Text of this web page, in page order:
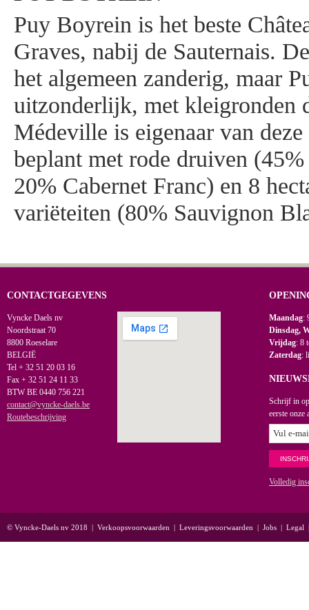
Puy Boyrein is het beste
Graves, nabij de Sauternais.
het algemeen zanderig, maar
uitzonderlijk, met kleigronden
Médeville is eigenaar van
beplant met rode druiven
20% Cabernet Franc) en 8
variëteiten (80% Sauvignon
CONTACTGEGEVENS
Vyncke Daels nv
Noordstraat 70
8800 Roeselare
BELGIË
Tel + 32 51 20 03 16
Fax + 32 51 24 11 33
BTW BE 0440 756 221
contact@vyncke-daels.be
Routebeschrijving
Maandag:
Dinsdag,
Vrijdag: 8
Zaterdag:
Schrijf in
eerste onze
Volledig
© Vyncke-Daels nv 2018 | Verkoopsvoorwaarden | Leveringsvoorwaarden | Jobs | Legal